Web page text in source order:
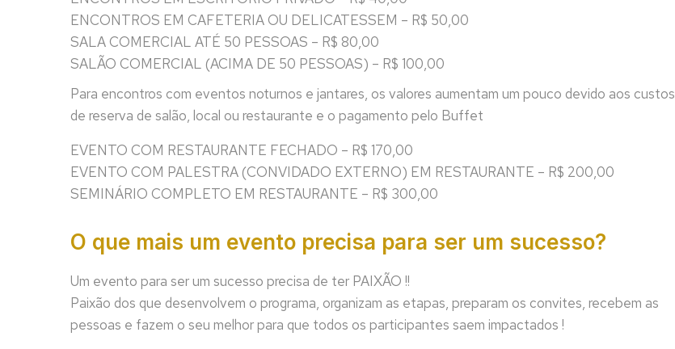
ENCONTROS EM CAFETERIA OU DELICATESSEM – R$ 50,00
SALA COMERCIAL ATÉ 50 PESSOAS – R$ 80,00
SALÃO COMERCIAL (ACIMA DE 50 PESSOAS) – R$ 100,00
Para encontros com eventos noturnos e jantares, os valores aumentam um pouco devido aos custos
de reserva de salão, local ou restaurante e o pagamento pelo Buffet
EVENTO COM RESTAURANTE FECHADO – R$ 170,00
EVENTO COM PALESTRA (CONVIDADO EXTERNO) EM RESTAURANTE – R$ 200,00
SEMINÁRIO COMPLETO EM RESTAURANTE – R$ 300,00
O que mais um evento precisa para ser um sucesso?
Um evento para ser um sucesso precisa de ter PAIXÃO !!
Paixão dos que desenvolvem o programa, organizam as etapas, preparam os convites, recebem as
pessoas e fazem o seu melhor para que todos os participantes saem impactados !